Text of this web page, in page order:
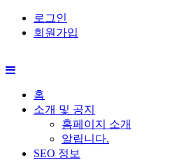
로그인
회원가입
홈
소개 및 공지
홈페이지 소개
알립니다.
SEO 정보